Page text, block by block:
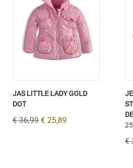
JAS LITTLE LADY GOLD
DOT
€ 36,99 € 25,89
€